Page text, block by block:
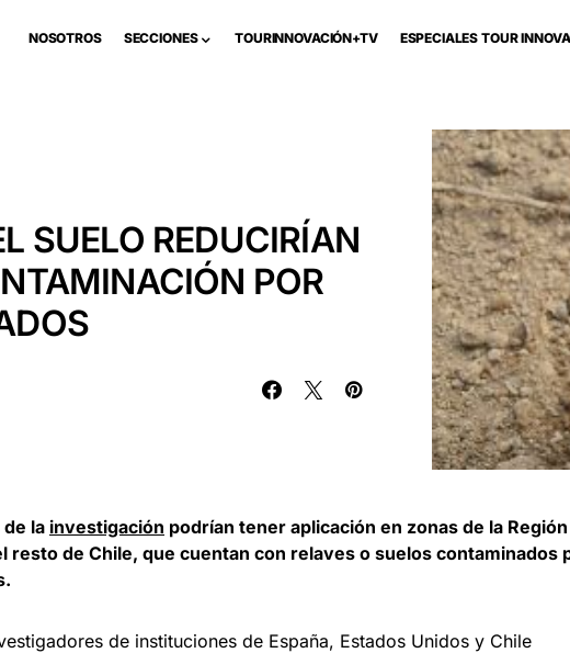
NOSOTROS SECCIONES TOURINNOVACIÓN+TV ESPECIALES TOUR
SUELO REDUCIRÍAN
POR
la investigación podrían tener aplicación en zonas de la
resto de Chile, que cuentan con relaves o suelos contaminados
de instituciones de España, Estados Unidos y Chile